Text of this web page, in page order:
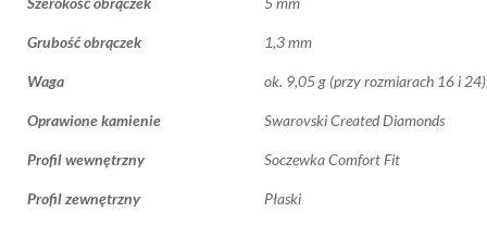
Grubość obrączek 1,3 mm
Waga ok. 9,05 g (przy rozmiarach 16 i 24)
Oprawione kamienie Swarovski Created Diamonds
Profil wewnętrzny Soczewka Comfort Fit
Profil zewnętrzny Płaski